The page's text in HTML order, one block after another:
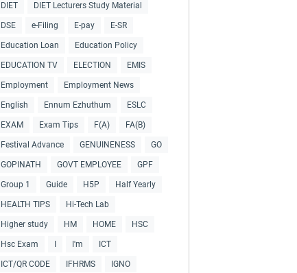
DIET DIET Lecturers Study Material
DSE e-Filing E-pay E-SR
Education Loan Education Policy
EDUCATION TV ELECTION EMIS
Employment Employment News
English Ennum Ezhuthum ESLC
EXAM Exam Tips F(A) FA(B)
Festival Advance GENUINENESS GO
GOPINATH GOVT EMPLOYEE GPF
Group 1 Guide H5P Half Yearly
HEALTH TIPS Hi-Tech Lab
Higher study HM HOME HSC
Hsc Exam I'm ICT
ICT/QR CODE IFHRMS IGNO